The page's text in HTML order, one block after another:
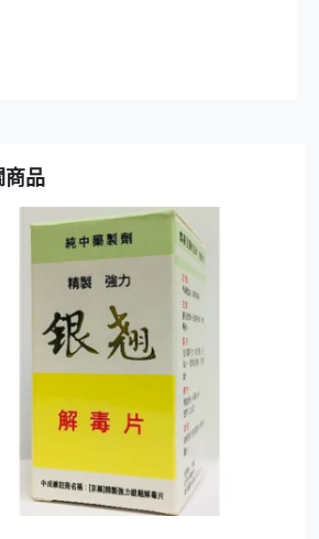
商品